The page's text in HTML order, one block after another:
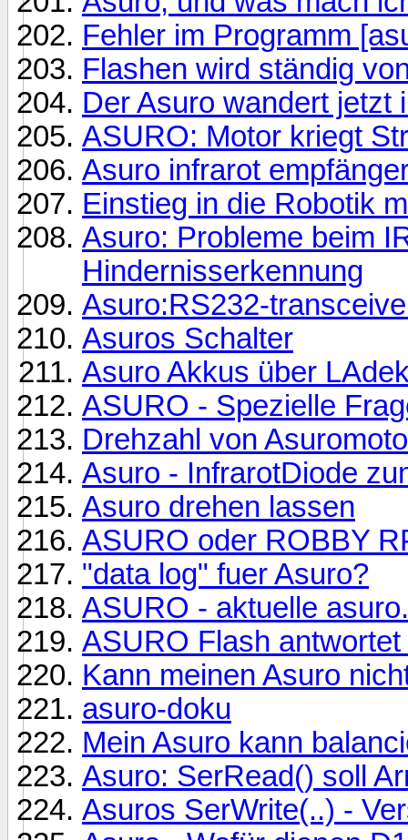
Fehler im Programm
Flashen wird ständig
Der Asuro wandert jetzt
ASURO: Motor kriegt
Asuro infrarot
Einstieg in die Robotik
Asuro: Probleme beim
Hindernisserkennung
Asuro:RS232-
Asuros Schalter
Asuro Akkus über
ASURO - Spezielle
Drehzahl von
Asuro - InfrarotDiode
Asuro drehen lassen
ASURO oder ROBBY
"data log" fuer Asuro?
ASURO - aktuelle
ASURO Flash
Kann meinen Asuro
asuro-doku
Mein Asuro kann
Asuro: SerRead() soll
Asuros SerWrite(..) -